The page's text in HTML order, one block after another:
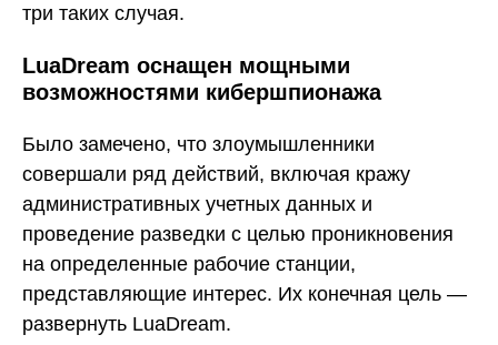
три таких случая.
LuaDream оснащен мощными
возможностями кибершпионажа
Было замечено, что злоумышленники
совершали ряд действий, включая кражу
административных учетных данных и
проведение разведки с целью проникновения
на определенные рабочие станции,
представляющие интерес. Их конечная цель —
развернуть LuaDream.